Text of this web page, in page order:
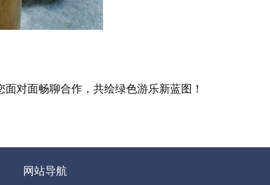
对面畅聊合作，共绘绿色游乐新蓝图！
网站导航